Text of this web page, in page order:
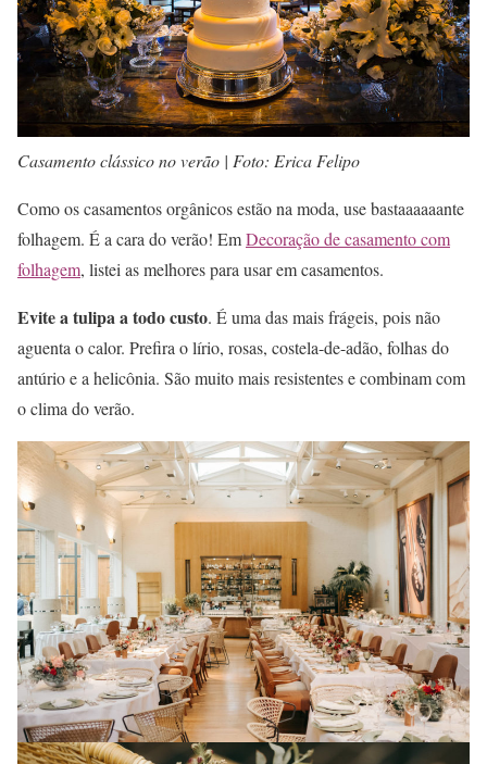
Casamento clássico no verão | Foto: Erica Felipo
Como os casamentos orgânicos estão na moda, use bastaaaaaante
folhagem. É a cara do verão! EmDecoração de casamento com
folhagem, listei as melhores para usar em casamentos.
Evite a tulipa a todo custo. É uma das mais frágeis, pois não
aguenta o calor. Prefira o lírio, rosas, costela-de-adão, folhas do
antúrio e a helicônia. São muito mais resistentes e combinam com
o clima do verão.